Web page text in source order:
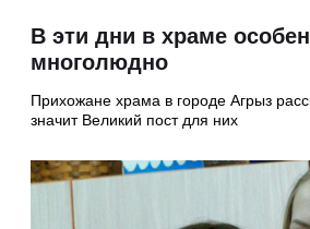
В эти дни в храме
многолюдно
Прихожане храма в городе Агрыз
значит Великий пост для них